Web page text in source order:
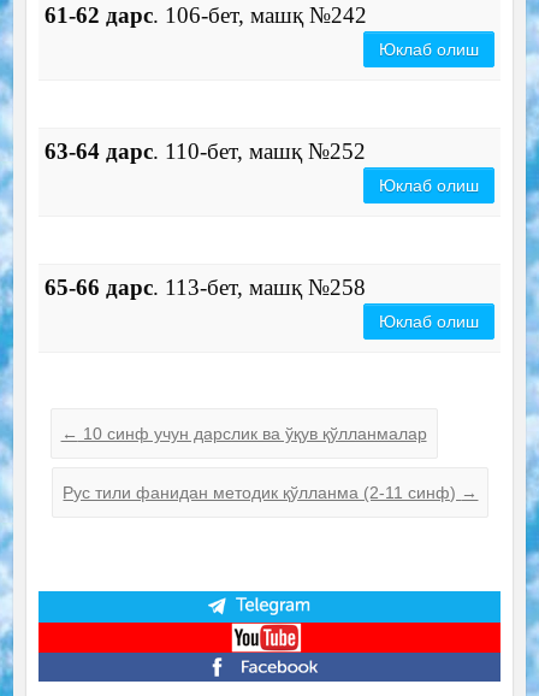
61-62 дарс. 106-бет, машқ №242
Юклаб олиш
63-64 дарс. 110-бет, машқ №252
Юклаб олиш
65-66 дарс. 113-бет, машқ №258
Юклаб олиш
← 10 синф учун дарслик ва ўқув қўлланмалар
Рус тили фанидан методик қўлланма (2-11 синф) →